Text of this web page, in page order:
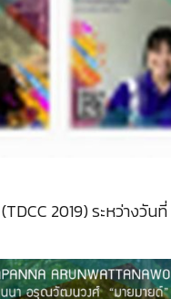
2019) ระหว่างวัน